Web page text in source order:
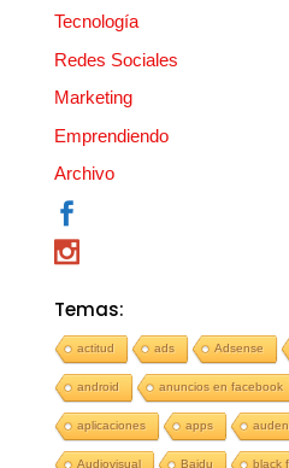
Tecnología
Redes Sociales
Marketing
Emprendiendo
Archivo
Temas:
actitud ads Adsense
android anuncios en facebook
aplicaciones apps
Audiovisual Baidu black